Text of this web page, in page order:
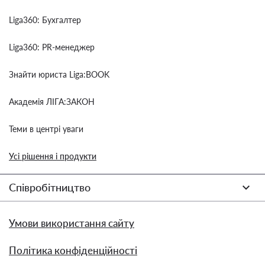
Liga360: Бухгалтер
Liga360: PR-менеджер
Знайти юриста Liga:BOOK
Академія ЛІГА:ЗАКОН
Теми в центрі уваги
Усі рішення і продукти
Співробітництво
Умови використання сайту
Політика конфіденційності